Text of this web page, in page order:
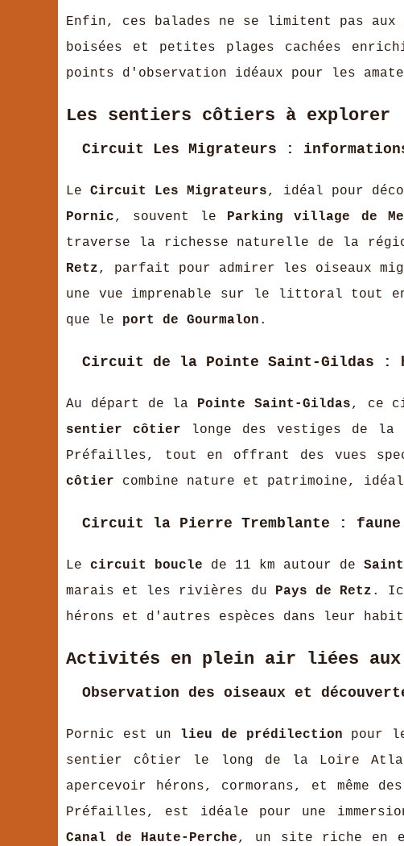
Enfin, ces balades ne se limitent pas aux
boisées et petites plages cachées
points d'observation idéaux pour les
Les sentiers côtiers à explorer
Circuit Les Migrateurs :
Le Circuit Les Migrateurs, idéal pour
Pornic, souvent le Parking village de
traverse la richesse naturelle de la
Retz, parfait pour admirer les oiseaux
une vue imprenable sur le littoral tout
que le port de Gourmalon .
Circuit de la Pointe Saint-Gildas :
Au départ de la Pointe Saint-Gildas, ce
sentier côtier longe des vestiges de la
Préfailles, tout en offrant des vues
côtier combine nature et patrimoine,
Circuit la Pierre Tremblante :
Le circuit boucle de 11 km autour de
marais et les rivières du Pays de Retz .
hérons et d'autres espèces dans leur
Activités en plein air liées aux
Observation des oiseaux et
Pornic est un lieu de prédilection pour
sentier côtier le long de la Loire
apercevoir hérons, cormorans, et même
Préfailles, est idéale pour une
Canal de Haute-Perche, un site riche en